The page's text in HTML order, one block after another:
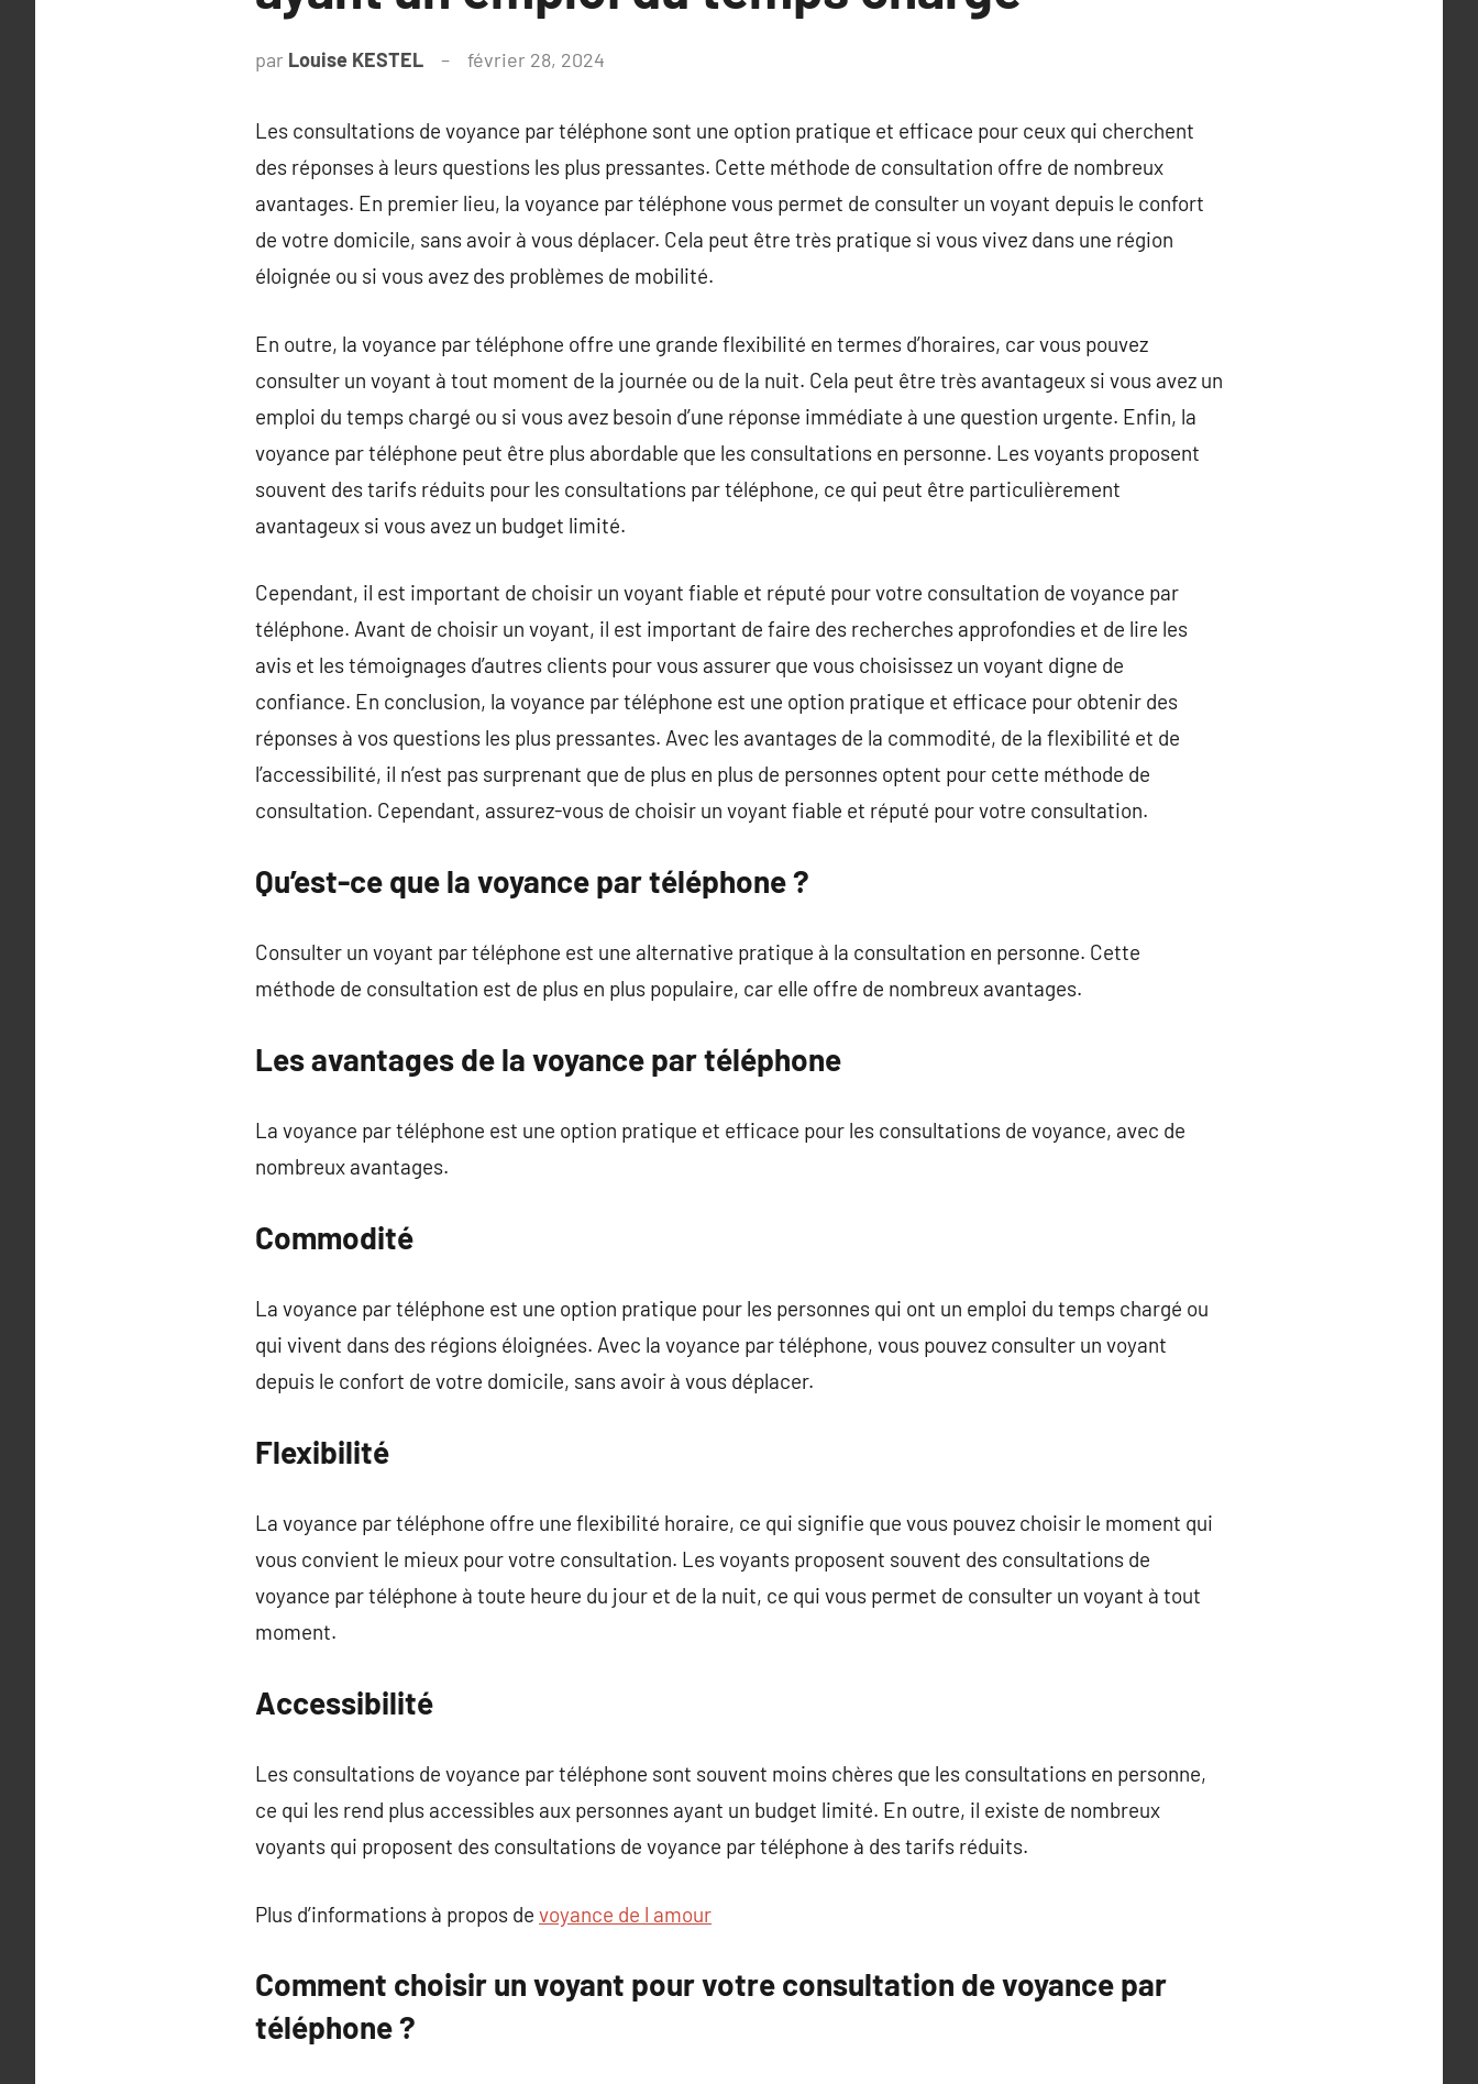
par Louise KESTEL février 28, 2024
Les consultations de voyance par téléphone sont une option pratique et efficace pour ceux qui cherchent
des réponses à leurs questions les plus pressantes. Cette méthode de consultation offre de nombreux
avantages. En premier lieu, la voyance par téléphone vous permet de consulter un voyant depuis le confort
de votre domicile, sans avoir à vous déplacer. Cela peut être très pratique si vous vivez dans une région
éloignée ou si vous avez des problèmes de mobilité.
En outre, la voyance par téléphone offre une grande flexibilité en termes d’horaires, car vous pouvez
consulter un voyant à tout moment de la journée ou de la nuit. Cela peut être très avantageux si vous avez un
emploi du temps chargé ou si vous avez besoin d’une réponse immédiate à une question urgente. Enfin, la
voyance par téléphone peut être plus abordable que les consultations en personne. Les voyants proposent
souvent des tarifs réduits pour les consultations par téléphone, ce qui peut être particulièrement
avantageux si vous avez un budget limité.
Cependant, il est important de choisir un voyant fiable et réputé pour votre consultation de voyance par
téléphone. Avant de choisir un voyant, il est important de faire des recherches approfondies et de lire les
avis et les témoignages d’autres clients pour vous assurer que vous choisissez un voyant digne de
confiance. En conclusion, la voyance par téléphone est une option pratique et efficace pour obtenir des
réponses à vos questions les plus pressantes. Avec les avantages de la commodité, de la flexibilité et de
l’accessibilité, il n’est pas surprenant que de plus en plus de personnes optent pour cette méthode de
consultation. Cependant, assurez-vous de choisir un voyant fiable et réputé pour votre consultation.
Qu’est-ce que la voyance par téléphone ?
Consulter un voyant par téléphone est une alternative pratique à la consultation en personne. Cette
méthode de consultation est de plus en plus populaire, car elle offre de nombreux avantages.
Les avantages de la voyance par téléphone
La voyance par téléphone est une option pratique et efficace pour les consultations de voyance, avec de
nombreux avantages.
Commodité
La voyance par téléphone est une option pratique pour les personnes qui ont un emploi du temps chargé ou
qui vivent dans des régions éloignées. Avec la voyance par téléphone, vous pouvez consulter un voyant
depuis le confort de votre domicile, sans avoir à vous déplacer.
Flexibilité
La voyance par téléphone offre une flexibilité horaire, ce qui signifie que vous pouvez choisir le moment qui
vous convient le mieux pour votre consultation. Les voyants proposent souvent des consultations de
voyance par téléphone à toute heure du jour et de la nuit, ce qui vous permet de consulter un voyant à tout
moment.
Accessibilité
Les consultations de voyance par téléphone sont souvent moins chères que les consultations en personne,
ce qui les rend plus accessibles aux personnes ayant un budget limité. En outre, il existe de nombreux
voyants qui proposent des consultations de voyance par téléphone à des tarifs réduits.
Plus d’informations à propos de voyance de l amour
Comment choisir un voyant pour votre consultation de voyance par
téléphone ?